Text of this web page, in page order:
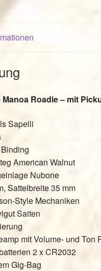
Roadie – mit
Sapelli
American Walnut
Nubone
Sattelbreite 35 mm
Style Mechaniken
Saiten
mit Volume- und Ton
2 x CR2032
Gig-Bag